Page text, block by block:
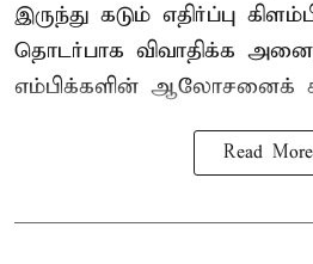
இருந்து கடும் எதிர்ப்பு
தொடர்பாக விவாதிக்க
எம்பிக்களின் ஆலோசனைக்
Read More